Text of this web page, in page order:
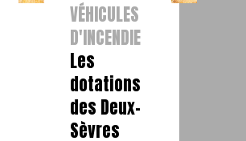
VÉHICULES
D'INCENDIE
Les
dotations
des Deux-
Sèvres